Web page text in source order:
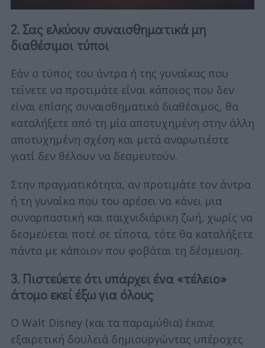
2. Σας ελκύουν συναισθηματικά μη
διαθέσιμοι τύποι
Εάν ο τύπος του άντρα ή της γυναίκας που
τείνετε να προτιμάτε είναι κάποιος που δεν
είναι επίσης συναισθηματικά διαθέσιμος, θα
καταλήξετε από τη μία αποτυχημένη στην άλλη
αποτυχημένη σχέση και μετά αναρωτιέστε
γιατί δεν θέλουν να δεσμευτούν.
Στην πραγματικότητα, αν προτιμάτε τον άντρα
ή τη γυναίκα που του αρέσει να κάνει μια
συναρπαστική και παιχνιδιάρικη ζωή, χωρίς να
δεσμεύεται ποτέ σε τίποτα, τότε θα καταλήξετε
πάντα με κάποιον που φοβάται τη δέσμευση.
3. Πιστεύετε ότι υπάρχει ένα «τέλειο»
άτομο εκεί έξω για όλους
Ο Walt Disney (και τα παραμύθια) έκανε
εξαιρετική δουλειά δημιουργώντας υπέροχες